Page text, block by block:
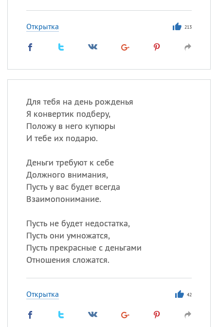
Открытка 213
Для тебя на день рожденья
Я конвертик подберу,
Положу в него купюры
И тебе их подарю.
Деньги требуют к себе
Должного внимания,
Пусть у вас будет всегда
Взаимопонимание.
Пусть не будет недостатка,
Пусть они умножатся,
Пусть прекрасные с деньгами
Отношения сложатся.
Открытка 42